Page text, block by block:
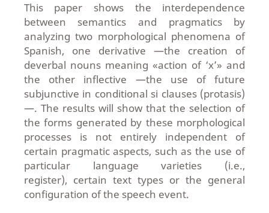
This paper shows the interdependence
between semantics and pragmatics by
analyzing two morphological phenomena of
Spanish, one derivative —the creation of
deverbal nouns meaning «action of ‘x’» and
the other inflective —the use of future
subjunctive in conditional si clauses (protasis)
—. The results will show that the selection of
the forms generated by these morphological
processes is not entirely independent of
certain pragmatic aspects, such as the use of
particular language varieties (i.e.,
register), certain text types or the general
configuration of the speech event.